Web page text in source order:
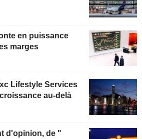
en puissance
marges
Lifestyle Services
au-delà